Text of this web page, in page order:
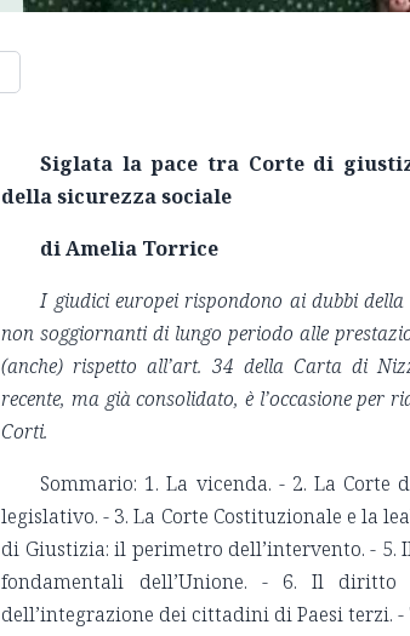
Siglata la pace tra Corte di
della sicurezza sociale
diAmelia Torrice
I giudici europei rispondono ai dubbi
non soggiornanti di lungo periodo alle
(anche) rispetto all’art. 34 della Carta di
recente, ma già consolidato, è l’occasione per
Corti.
Sommario: 1. La vicenda. - 2. La
legislativo. - 3. La Corte Costituzionale e la
di Giustizia: il perimetro dell’intervento. -
fondamentali dell’Unione. - 6. Il
dell’integrazione dei cittadini di Paesi terzi. -